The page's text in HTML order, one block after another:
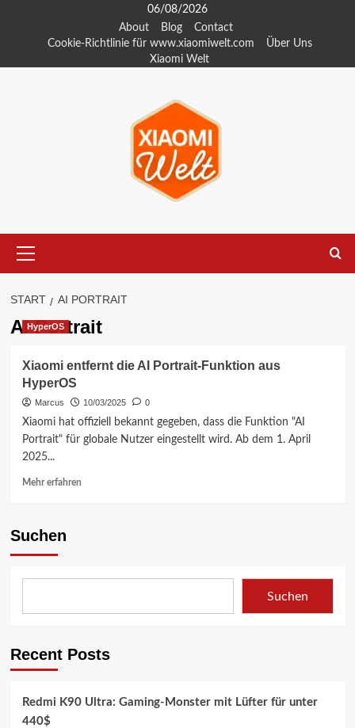
06/08/2026
About
Blog
Contact
Cookie-Richtlinie für www.xiaomiwelt.com
Über Uns
Xiaomi Welt
Menü
START AI PORTRAIT
AI Portrait
HyperOS
Xiaomi entfernt die AI Portrait-Funktion aus
HyperOS
Marcus 10/03/2025 0
Xiaomi hat offiziell bekannt gegeben, dass die Funktion "AI
Portrait" für globale Nutzer eingestellt wird. Ab dem 1. April
2025...
Mehr erfahrenMehr
aus
Suchen
Suchen
Recent Posts
Redmi K90 Ultra: Gaming-Monster mit Lüfter für unter
440$